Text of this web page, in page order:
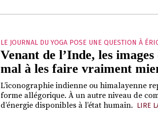
LE JOURNAL DU YOGA POSE UNE QUESTION À
Venant de l’Inde, les
mal à les faire vraiment
L’iconographie indienne ou himalayenne
forme allégorique. À un autre niveau de
d’énergie disponibles à l’état humain. LIRE